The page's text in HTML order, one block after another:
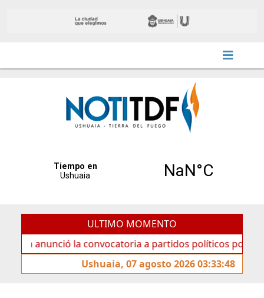
ULTIMO MOMENTO
la convocatoria a partidos políticos por «ficha
Ushuaia, 07 agosto 2026 03:33:48